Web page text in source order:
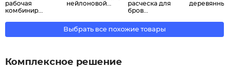
рабочая
комбинир...
нейлоновой...
расческа для
бров...
Выбрать все похожие товары
Комплексное решение